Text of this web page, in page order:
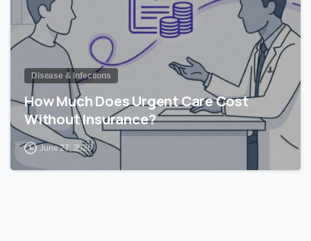
Disease & Infections
How Much Does Urgent Care Cost
Without Insurance?
June 27, 2026